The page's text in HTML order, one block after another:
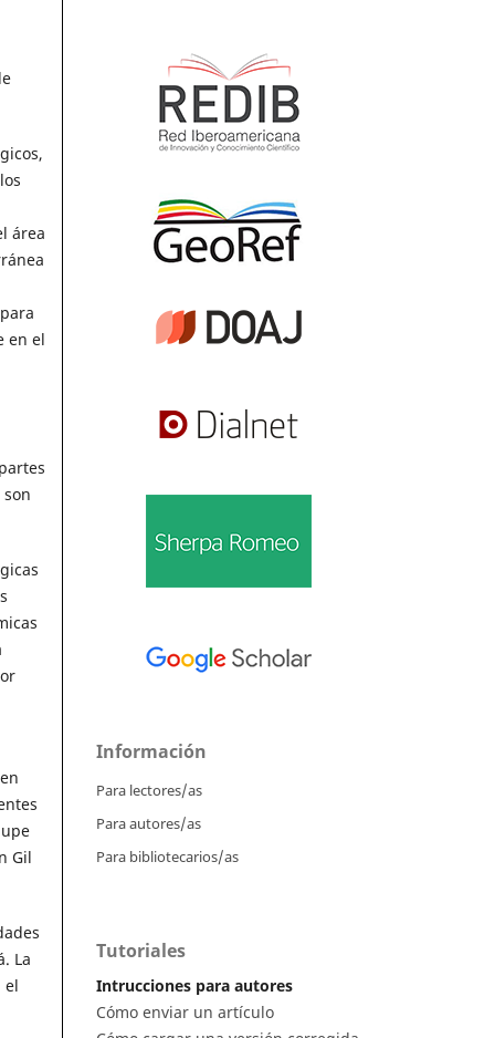
área
en el
Gil
La
el
Información
Para lectores/as
Para autores/as
Para bibliotecarios/as
Tutoriales
Intrucciones para autores
Cómo enviar un artículo